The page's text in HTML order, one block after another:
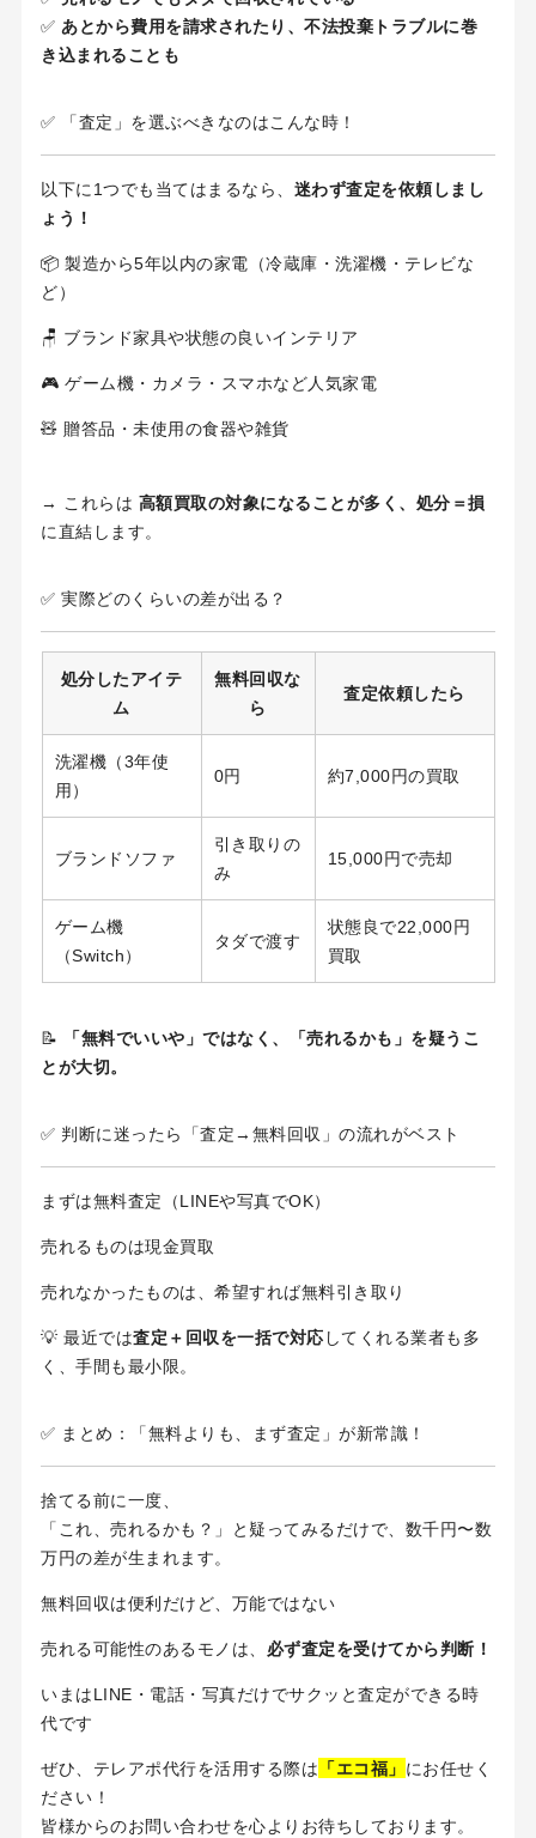
✅ あとから費用を請求されたり、不法投棄トラブルに巻
き込まれることも
✅ 「査定」を選ぶべきなのはこんな時！
以下に1つでも当てはまるなら、 迷わず査定を依頼しまし
ょう！
📦 製造から5年以内の家電（冷蔵庫・洗濯機・テレビな
ど）
🪑 ブランド家具や状態の良いインテリア
🎮 ゲーム機・カメラ・スマホなど人気家電
🧸 贈答品・未使用の食器や雑貨
→ これらは 高額買取の対象になることが多く、処分＝損
に直結します。
✅ 実際どのくらいの差が出る？
処分したアイテ
ム
無料回収な
ら
査定依頼したら
洗濯機（3年使
用）
0円 約7,000円の買取
ブランドソファ
引き取りの
み
15,000円で売却
ゲーム機
（Switch）
タダで渡す
状態良で22,000円
買取
📝
「無料でいいや」ではなく、「売れるかも」を疑うこ
とが大切。
✅ 判断に迷ったら「査定→無料回収」の流れがベスト
まずは無料査定（LINEや写真でOK）
売れるものは現金買取
売れなかったものは、希望すれば無料引き取り
💡 最近では査定＋回収を一括で対応 してくれる業者も多
く、手間も最小限。
✅ まとめ：「無料よりも、まず査定」が新常識！
捨てる前に一度、
「これ、売れるかも？」と疑ってみるだけで、数千円〜数
万円の差が生まれます。
無料回収は便利だけど、万能ではない
売れる可能性のあるモノは、 必ず査定を受けてから判断！
いまはLINE・電話・写真だけでサクッと査定ができる時
代です
ぜひ、テレアポ代行を活用する際は 「エコ福」 にお任せく
ださい！
皆様からのお問い合わせを心よりお待ちしております。